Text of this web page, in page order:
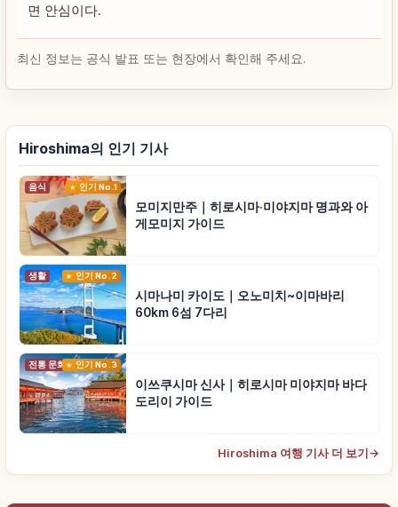
면 안심이다.
최신 정보는 공식 발표 또는 현장에서 확인해 주세요.
Hiroshima의 인기 기사
음식 인기 No.1
모미지만주｜히로시마·미야지마 명과와 아
게모미지 가이드
생활 인기 No.2
시마나미 카이도｜오노미치~이마바리
60km 6섬 7다리
전통 문화 인기 No.3
이쓰쿠시마 신사｜히로시마 미야지마 바다
도리이 가이드
Hiroshima 여행 기사 더 보기 →